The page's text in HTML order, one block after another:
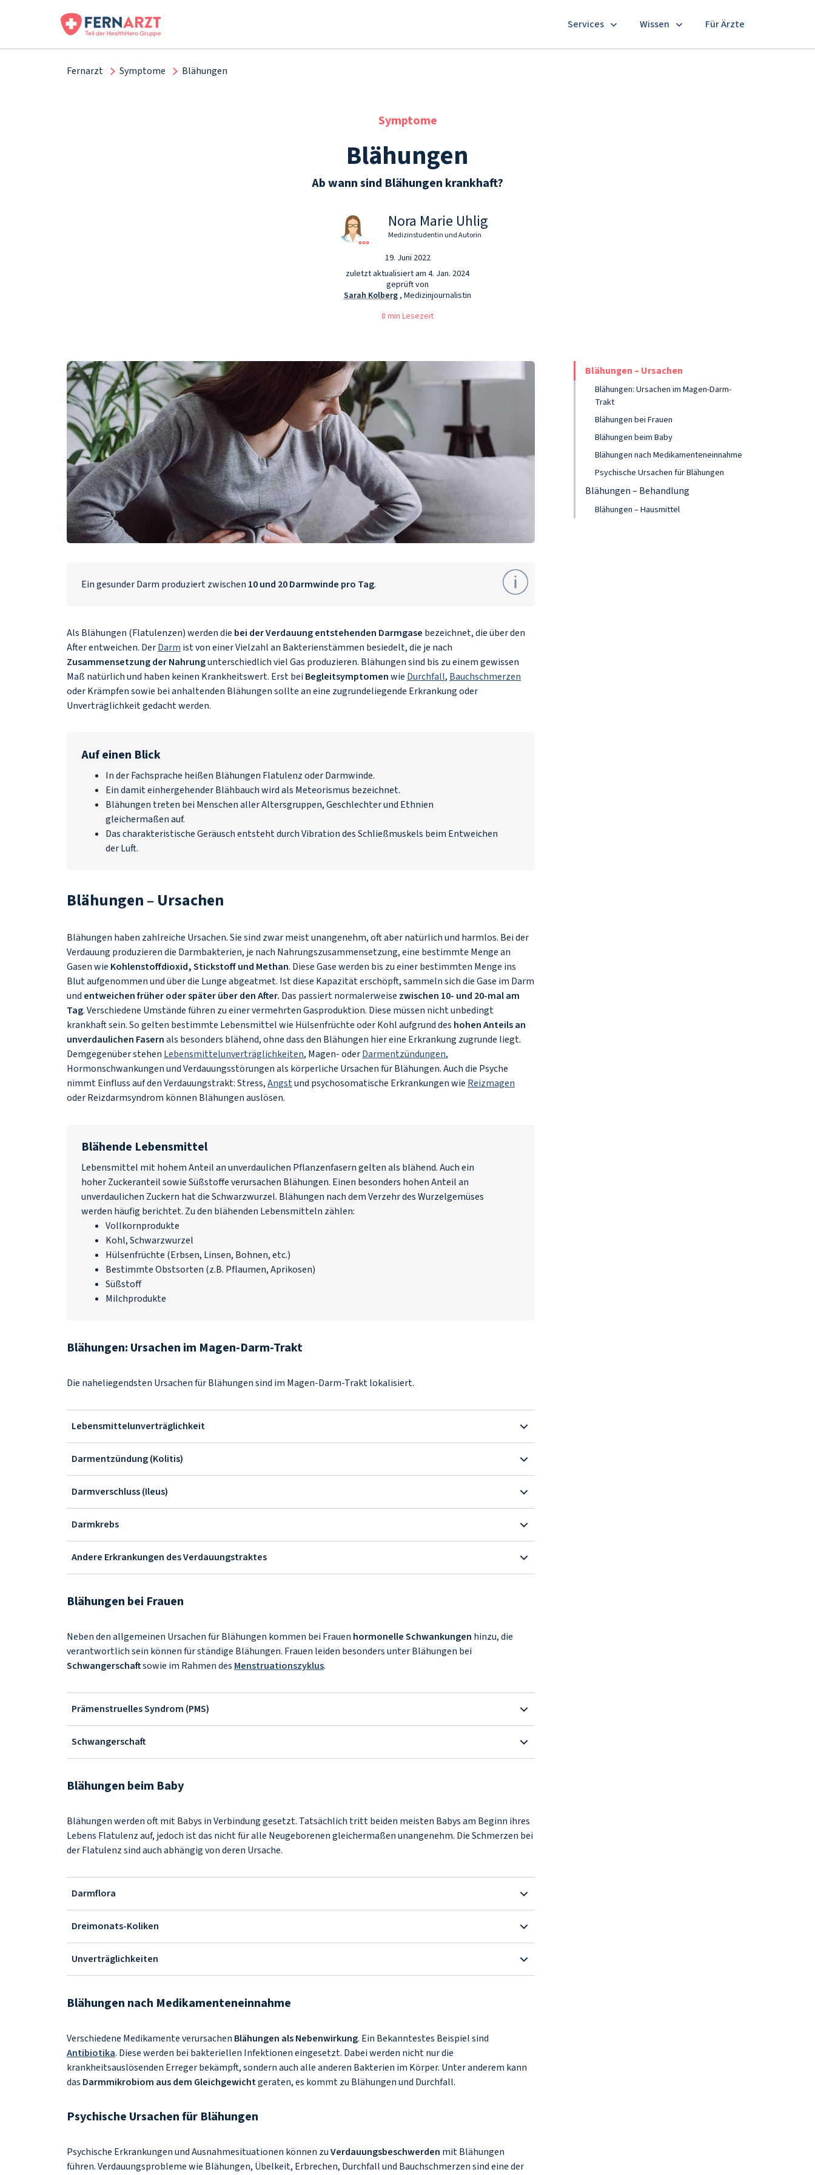
Services Wissen Für Ärzte
Fernarzt Symptome Blähungen
Symptome
Blähungen
Ab wann sind Blähungen krankhaft?
Nora Marie Uhlig
Medizinstudentin und Autorin
19. Juni 2022
zuletzt aktualisiert am 4. Jan. 2024
geprüft von
Sarah Kolberg, Medizinjournalistin
8 min Lesezeit
Blähungen – Ursachen
Blähungen: Ursachen im Magen-Darm-
Trakt
Blähungen bei Frauen
Blähungen beim Baby
Blähungen nach Medikamenteneinnahme
Psychische Ursachen für Blähungen
Blähungen – Behandlung
Blähungen – Hausmittel
Ein gesunder Darm produziert zwischen 10 und 20 Darmwinde pro Tag.
Als Blähungen (Flatulenzen) werden die bei der Verdauung entstehenden Darmgase bezeichnet, die über den
After entweichen. DerDarm ist von einer Vielzahl an Bakterienstämmen besiedelt, die je nach
Zusammensetzung der Nahrungunterschiedlich viel Gas produzieren. Blähungen sind bis zu einem gewissen
Maß natürlich und haben keinen Krankheitswert. Erst bei Begleitsymptomenwie Durchfall, Bauchschmerzen
oder Krämpfen sowie bei anhaltenden Blähungen sollte an eine zugrundeliegende Erkrankung oder
Unverträglichkeit gedacht werden.
Auf einen Blick
In der Fachsprache heißen Blähungen Flatulenz oder Darmwinde.
Ein damit einhergehender Blähbauch wird als Meteorismus bezeichnet.
Blähungen treten bei Menschen aller Altersgruppen, Geschlechter und Ethnien
gleichermaßen auf.
Das charakteristische Geräusch entsteht durch Vibration des Schließmuskels beim Entweichen
der Luft.
Blähungen – Ursachen
Blähungen haben zahlreiche Ursachen. Sie sind zwar meist unangenehm, oft aber natürlich und harmlos. Bei der
Verdauung produzieren die Darmbakterien, je nach Nahrungszusammensetzung, eine bestimmte Menge an
Gasen wie Kohlenstoffdioxid, Stickstoff und Methan. Diese Gase werden bis zu einer bestimmten Menge ins
Blut aufgenommen und über die Lunge abgeatmet. Ist diese Kapazität erschöpft, sammeln sich die Gase im Darm
und entweichen früher oder später über den After. Das passiert normalerweise zwischen 10- und 20-mal am
Tag. Verschiedene Umstände führen zu einer vermehrten Gasproduktion. Diese müssen nicht unbedingt
krankhaft sein. So gelten bestimmte Lebensmittel wie Hülsenfrüchte oder Kohl aufgrund des hohen Anteils an
unverdaulichen Fasernals besonders blähend, ohne dass den Blähungen hier eine Erkrankung zugrunde liegt.
Demgegenüber stehen Lebensmittelunverträglichkeiten, Magen- oderDarmentzündungen,
Hormonschwankungen und Verdauungsstörungen als körperliche Ursachen für Blähungen. Auch die Psyche
nimmt Einfluss auf den Verdauungstrakt: Stress,Angstund psychosomatische Erkrankungen wie Reizmagen
oder Reizdarmsyndrom können Blähungen auslösen.
Blähende Lebensmittel
Lebensmittel mit hohem Anteil an unverdaulichen Pflanzenfasern gelten als blähend. Auch ein
hoher Zuckeranteil sowie Süßstoffe verursachen Blähungen. Einen besonders hohen Anteil an
unverdaulichen Zuckern hat die Schwarzwurzel. Blähungen nach dem Verzehr des Wurzelgemüses
werden häufig berichtet. Zu den blähenden Lebensmitteln zählen:
Vollkornprodukte
Kohl, Schwarzwurzel
Hülsenfrüchte (Erbsen, Linsen, Bohnen, etc.)
Bestimmte Obstsorten (z.B. Pflaumen, Aprikosen)
Süßstoff
Milchprodukte
Blähungen: Ursachen im Magen-Darm-Trakt
Die naheliegendsten Ursachen für Blähungen sind im Magen-Darm-Trakt lokalisiert.
Lebensmittelunverträglichkeit
Darmentzündung (Kolitis)
Darmverschluss (Ileus)
Darmkrebs
Andere Erkrankungen des Verdauungstraktes
Blähungen bei Frauen
Neben den allgemeinen Ursachen für Blähungen kommen bei Frauen hormonelle Schwankungen hinzu, die
verantwortlich sein können für ständige Blähungen. Frauen leiden besonders unter Blähungen bei
Schwangerschaftsowie im Rahmen des Menstruationszyklus.
Prämenstruelles Syndrom (PMS)
Schwangerschaft
Blähungen beim Baby
Blähungen werden oft mit Babys in Verbindung gesetzt. Tatsächlich tritt beiden meisten Babys am Beginn ihres
Lebens Flatulenz auf, jedoch ist das nicht für alle Neugeborenen gleichermaßen unangenehm. Die Schmerzen bei
der Flatulenz sind auch abhängig von deren Ursache.
Darmflora
Dreimonats-Koliken
Unverträglichkeiten
Blähungen nach Medikamenteneinnahme
Verschiedene Medikamente verursachen Blähungen als Nebenwirkung. Ein Bekanntestes Beispiel sind
Antibiotika. Diese werden bei bakteriellen Infektionen eingesetzt. Dabei werden nicht nur die
krankheitsauslösenden Erreger bekämpft, sondern auch alle anderen Bakterien im Körper. Unter anderem kann
das Darmmikrobiom aus dem Gleichgewichtgeraten, es kommt zu Blähungen und Durchfall.
Psychische Ursachen für Blähungen
Psychische Erkrankungen und Ausnahmesituationen können zuVerdauungsbeschwerden mit Blähungen
führen. Verdauungsprobleme wie Blähungen, Übelkeit, Erbrechen, Durchfall und Bauchschmerzen sind eine der